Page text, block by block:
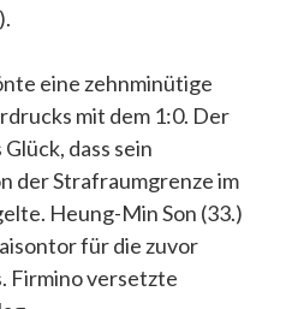
eine zehnminütige
mit dem 1:0. Der
dass sein
der Strafraumgrenze im
Heung-Min Son (33.)
für die zuvor
Firmino versetzte